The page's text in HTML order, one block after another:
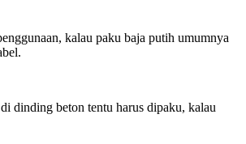
kalau paku baja putih umumnya
dinding beton tentu harus dipaku, kalau